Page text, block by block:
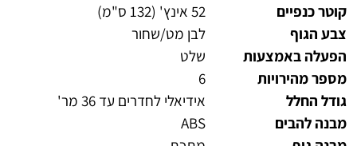
קוטר כנפיים
52 אינץ' (132 ס"מ)
צבע הגוף
לבן מט/שחור
הפעלה באמצעות
שלט
מספר מהירויות
6
גודל החלל
אידיאלי לחדרים עד 36 מר'
מבנה להבים
ABS